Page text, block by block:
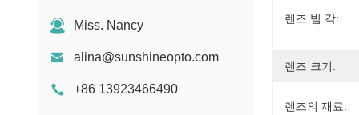
Miss. Nancy
alina@sunshineopto.com
+86 13923466490
렌즈 빔 각:
렌즈 크기:
렌즈의 재료: